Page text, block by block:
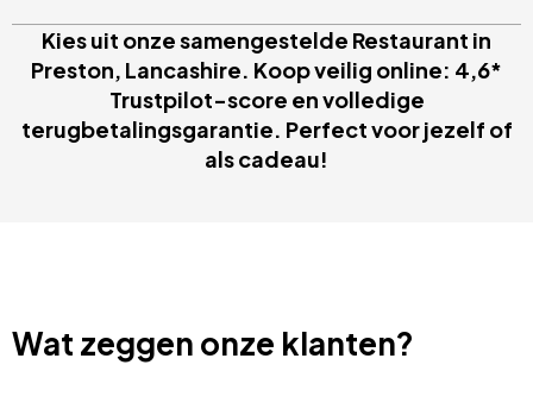
Kies uit onze samengestelde Restaurant in
Preston, Lancashire. Koop veilig online: 4,6*
Trustpilot-score en volledige
terugbetalingsgarantie. Perfect voor jezelf of
als cadeau!
Wat zeggen onze klanten?